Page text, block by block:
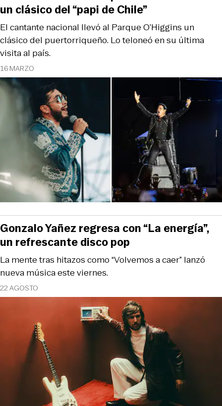
16 MARZO
El cantante nacional llevó al Parque O’Higgins un
clásico del puertorriqueño. Lo teloneó en su última
visita al país.
un clásico del “papi de Chile”
22 AGOSTO
La mente tras hitazos como “Volvemos a caer” lanzó
nueva música este viernes.
Gonzalo Yañez regresa con “La energía”,
un refrescante disco pop